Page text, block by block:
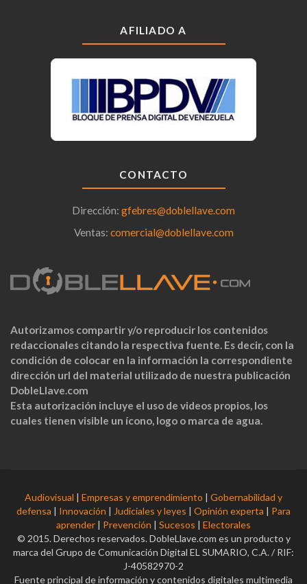
AFILIADO A
CONTACTO
Dirección: gfebres@doblellave.com
Ventas: comercial@doblellave.com
Autorizamos compartir y/o reproducir los contenidos
redaccionales citando la respectiva fuente. Es decir, con la
condición de colocar en la información la correspondiente
dirección url del material utilizado de nuestra publicación
DobleLlave.com
Esta autorización incluye el uso de videos propios, los
cuales tienen visible un ícono, logo o marca de agua.
Audiovisual | Empresas y emprendimiento | Gobernabilidad y
defensa | Innovación | Judiciales y leyes | Opinión experta | Para
aprender | Prevención | Sucesos | Electorales
© 2015. Derechos reservados. DobleLlave.com es un producto y
marca del Grupo de Comunicación Digital EL SUMARIO, C.A. / RIF:
J-40582970-2
Fuente principal de información y contenidos digitales multimedia